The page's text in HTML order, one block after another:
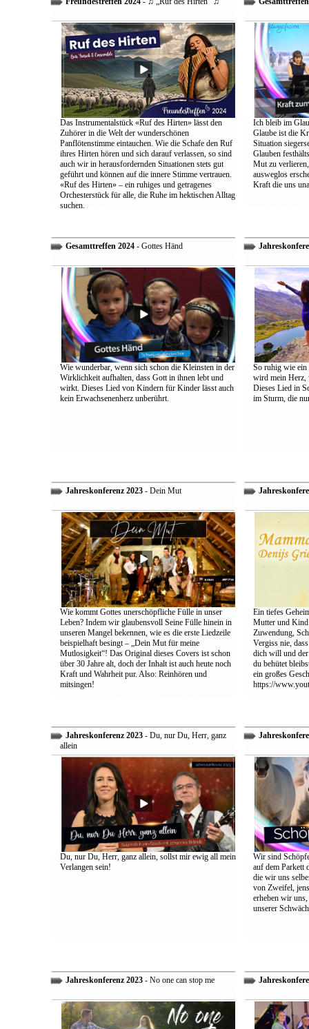
Das Instrumentalstück «Ruf des Hirten» lässt den
Zuhörer in die Welt der wunderschönen
Panflötenstimme eintauchen. Wie die Schafe den Ruf
ihres Hirten hören und sich darauf verlassen, so sind
auch wir in herausfordernden Situationen stets gut
geführt und können auf die innere Stimme vertrauen.
«Ruf des Hirten» – ein ruhiges und getragenes
Orchesterstück für alle, die Ruhe im hektischen Alltag
suchen.
Ich bleib im
Glaube ist die
Situation
Glauben
Mut zu
ausweglos
Kraft die uns
Gesamttreffen 2024- Gottes Händ
Wie wunderbar, wenn sich schon die Kleinsten in der
Wirklichkeit aufhalten, dass Gott in ihnen lebt und
wirkt. Dieses Lied von Kindern für Kinder lässt auch
kein Erwachsenenherz unberührt.
So ruhig wie ein
wird mein Herz,
Dieses Lied in
im Sturm, die
Jahreskonferenz 2023- Dein Mut
Wie kommt Gottes unerschöpfliche Fülle in unser
Leben? Indem wir glaubensvoll Seine Fülle hinein in
unseren Mangel bekennen, wie es die erste Liedzeile
beispielhaft besingt – „Dein Mut für meine
Mutlosigkeit“! Das Original dieses Covers ist schon
über 30 Jahre alt, doch der Inhalt ist auch heute noch
Kraft und Wahrheit pur. Also: Reinhören und
mitsingen!
Ein tiefes
Mutter und
Zuwendung,
Vergiss nie,
dich will und der
du behütet
ein großes
https://
Jahreskonferenz 2023- Du, nur Du, Herr, ganz
allein
Du, nur Du, Herr, ganz allein, sollst mir ewig all mein
Verlangen sein!
Wir sind
auf dem Parkett
die wir uns
von Zweifel,
erheben wir
unserer
Jahreskonferenz 2023- No one can stop me